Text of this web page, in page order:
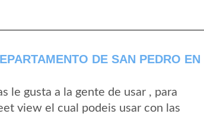
DE SAN PEDRO EN
le gusta a la gente de usar , para
view el cual podeis usar con las